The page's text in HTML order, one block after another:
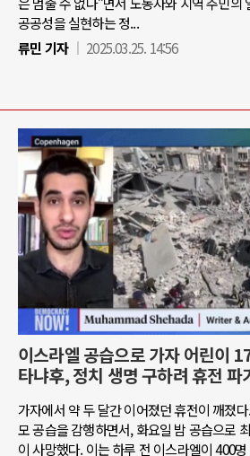
공공성을 실현하는 정...
류민 기자
2025.03.25. 14:56
이스라엘 공습으로 가자 어린이
타냐후, 정치 생명 구하려 휴전 파
가자에서 약 두 달간 이어졌던 휴전이 깨졌
모 공습을 감행하면서, 화요일 밤 공습으로
이 사망했다. 이는 하루 전 이스라엘이 400